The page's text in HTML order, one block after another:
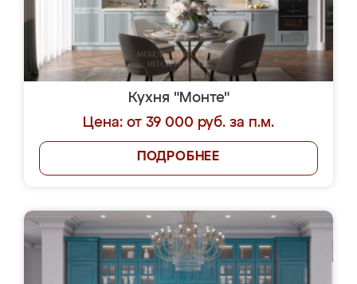
Кухня "Монте"
Цена: от 39 000 руб. за п.м.
ПОДРОБНЕЕ